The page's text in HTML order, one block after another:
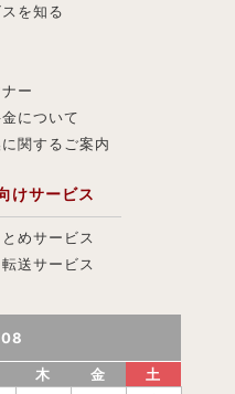
を知る
ー
について
関するご案内
けサービス
めサービス
送サービス
08
木 金
土